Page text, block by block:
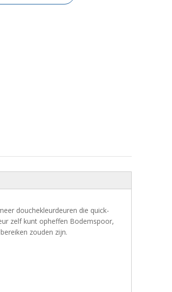
douchekleurdeuren die quick-
zelf kunt opheffen Bodemspoor,
zouden zijn.